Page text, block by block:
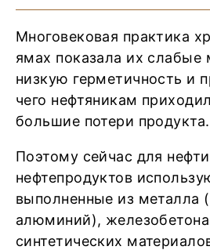
Многовековая практика
ямах показала их слабые
низкую герметичность и
чего нефтяникам
большие потери продукта.
Поэтому сейчас для
нефтепродуктов
выполненные из металла
алюминий),
синтетических